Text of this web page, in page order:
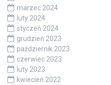
marzec 2024
luty 2024
styczeń 2024
grudzień 2023
październik 2023
czerwiec 2023
luty 2023
kwiecień 2022